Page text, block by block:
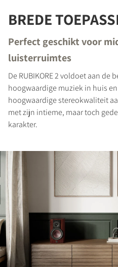
PRODUCTEN
BREDE
Perfect geschikt voor
luisterruimtes
De RUBIKORE 2 voldoet aan de
hoogwaardige muziek in huis
hoogwaardige stereokwaliteit
met zijn intieme, maar toch
karakter.
Vul het formulier in om